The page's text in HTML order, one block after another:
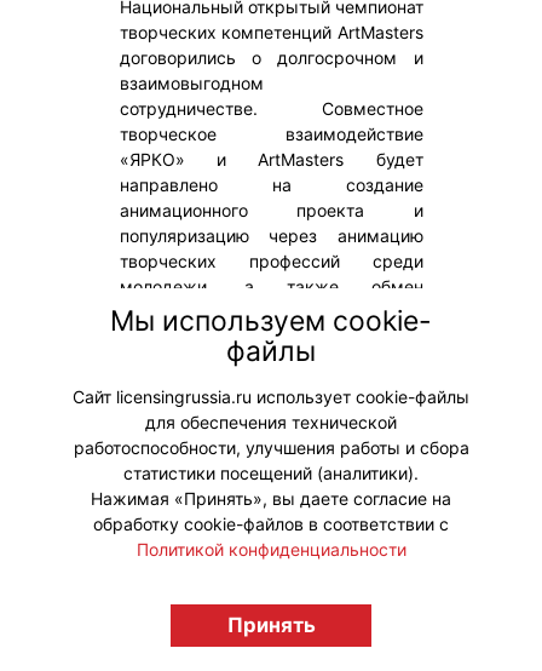
Национальный открытый чемпионат
творческих компетенций ArtMasters
договорились о долгосрочном и
взаимовыгодном
сотрудничестве. Совместное
творческое взаимодействие
«ЯРКО» и ArtMasters будет
направлено на создание
анимационного проекта и
популяризацию через анимацию
творческих профессий среди
молодежи, а также обмен
экспертным опытом команды
компании с участниками и
организаторами чемпионата и
развитие креативных индустрий.
#ПродвижениеБренда
licensingrussia.ru, 2009-2026 12+
Мы используем cookie-
файлы
Сайт licensingrussia.ru использует cookie-файлы
для обеспечения технической
работоспособности, улучшения работы и сбора
статистики посещений (аналитики).
Нажимая «Принять», вы даете согласие на
обработку cookie-файлов в соответствии с
Политикой конфиденциальности
Принять